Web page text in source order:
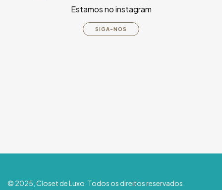
Estamos no instagram
SIGA-NOS
© 2025, Closet de Luxo. Todos os direitos reservados.